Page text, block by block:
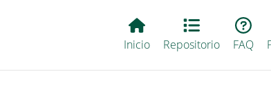
Main EvALL
Inicio Repositorio FAQ